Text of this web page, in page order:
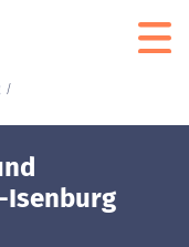
Isenburg